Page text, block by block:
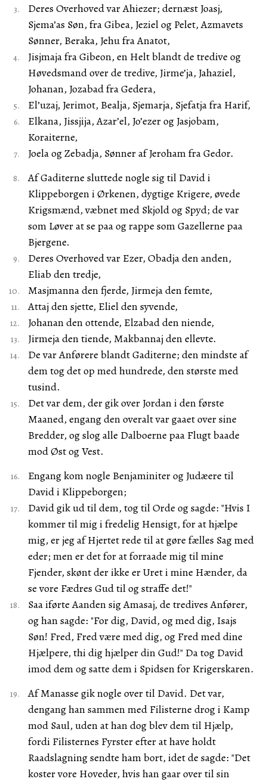
Deres Overhoved var Ahiezer; dernæst Joasj,
Sjema’as Søn, fra Gibea, Jeziel og Pelet, Azmavets
Sønner, Beraka, Jehu fra Anatot,
Jisjmaja fra Gibeon, en Helt blandt de tredive og
Høvedsmand over de tredive, Jirme’ja, Jahaziel,
Johanan, Jozabad fra Gedera,
El’uzaj, Jerimot, Bealja, Sjemarja, Sjefatja fra Harif,
Elkana, Jissjija, Azar’el, Jo’ezer og Jasjobam,
Koraiterne,
Joela og Zebadja, Sønner af Jeroham fra Gedor.
Af Gaditerne sluttede nogle sig til David i
Klippeborgen i Ørkenen, dygtige Krigere, øvede
Krigsmænd, væbnet med Skjold og Spyd; de var
som Løver at se paa og rappe som Gazellerne paa
Bjergene.
Deres Overhoved var Ezer, Obadja den anden,
Eliab den tredje,
Masjmanna den fjerde, Jirmeja den femte,
Attaj den sjette, Eliel den syvende,
Johanan den ottende, Elzabad den niende,
Jirmeja den tiende, Makbannaj den ellevte.
De var Anførere blandt Gaditerne; den mindste af
dem tog det op med hundrede, den største med
tusind.
Det var dem, der gik over Jordan i den første
Maaned, engang den overalt var gaaet over sine
Bredder, og slog alle Dalboerne paa Flugt baade
mod Øst og Vest.
Engang kom nogle Benjaminiter og Judæere til
David i Klippeborgen;
David gik ud til dem, tog til Orde og sagde: "Hvis I
kommer til mig i fredelig Hensigt, for at hjælpe
mig, er jeg af Hjertet rede til at gøre fælles Sag med
eder; men er det for at forraade mig til mine
Fjender, skønt der ikke er Uret i mine Hænder, da
se vore Fædres Gud til og straffe det!"
Saa iførte Aanden sig Amasaj, de tredives Anfører,
og han sagde: "For dig, David, og med dig, Isajs
Søn! Fred, Fred være med dig, og Fred med dine
Hjælpere, thi dig hjælper din Gud!" Da tog David
imod dem og satte dem i Spidsen for Krigerskaren.
Af Manasse gik nogle over til David. Det var,
dengang han sammen med Filisterne drog i Kamp
mod Saul, uden at han dog blev dem til Hjælp,
fordi Filisternes Fyrster efter at have holdt
Raadslagning sendte ham bort, idet de sagde: "Det
koster vore Hoveder, hvis han gaar over til sin